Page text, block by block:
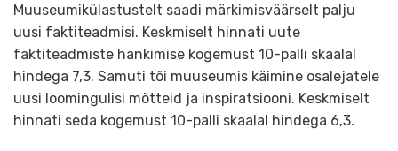
Muuseumikülastustelt saadi märkimisväärselt palju
uusi faktiteadmisi. Keskmiselt hinnati uute
faktiteadmiste hankimise kogemust 10-palli skaalal
hindega 7,3. Samuti tõi muuseumis käimine osalejatele
uusi loomingulisi mõtteid ja inspiratsiooni. Keskmiselt
hinnati seda kogemust 10-palli skaalal hindega 6,3.